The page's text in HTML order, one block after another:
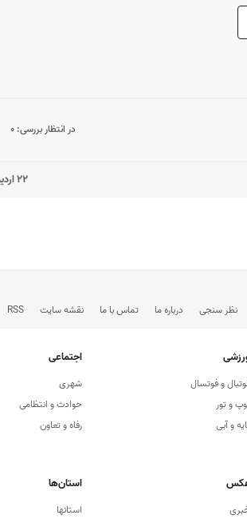
در انتظار بررسی:۰
۲۲ ارديبهشت ۱۴۰۵
نظر سنجی درباره ما تماس با ما نقشه سایت RSS
و فوتسال
و تور
و آبی
اجتماعی
شهری
حوادث و انتظامی
رفاه و تعاون
استان‌ها
استانها